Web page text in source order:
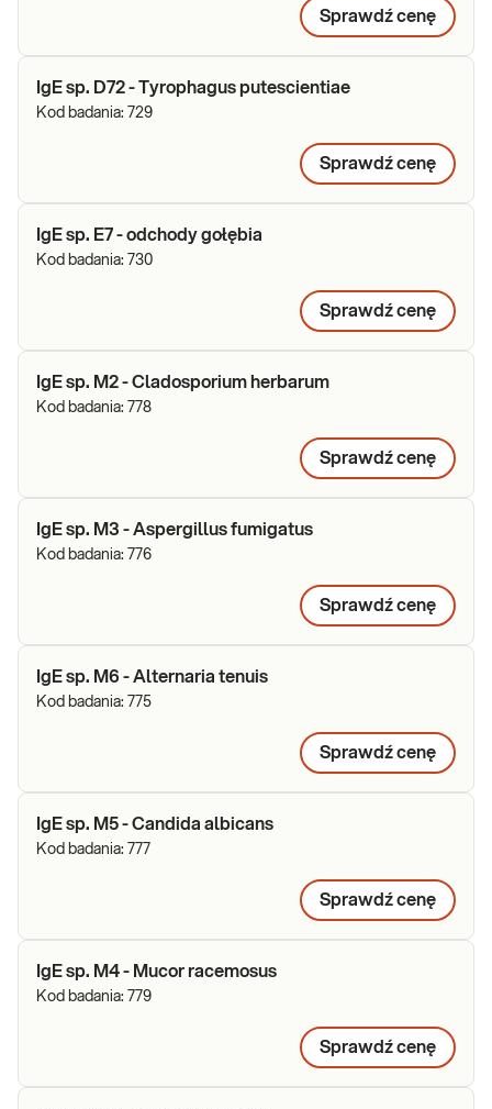
Sprawdź cenę
IgE sp. D72 - Tyrophagus putescientiae
Kod badania: 729
Sprawdź cenę
IgE sp. E7 - odchody gołębia
Kod badania: 730
Sprawdź cenę
IgE sp. M2 - Cladosporium herbarum
Kod badania: 778
Sprawdź cenę
IgE sp. M3 - Aspergillus fumigatus
Kod badania: 776
Sprawdź cenę
IgE sp. M6 - Alternaria tenuis
Kod badania: 775
Sprawdź cenę
IgE sp. M5 - Candida albicans
Kod badania: 777
Sprawdź cenę
IgE sp. M4 - Mucor racemosus
Kod badania: 779
Sprawdź cenę